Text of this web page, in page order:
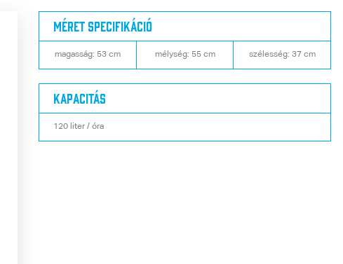
Méret specifikáció
magasság: 53 cm mélység: 55 cm szélesség: 37 cm
Kapacitás
120 liter / óra